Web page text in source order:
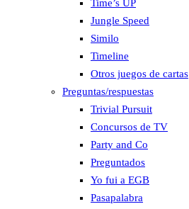
Time’s UP
Jungle Speed
Similo
Timeline
Otros juegos de cartas
Preguntas/respuestas
Trivial Pursuit
Concursos de TV
Party and Co
Preguntados
Yo fui a EGB
Pasapalabra